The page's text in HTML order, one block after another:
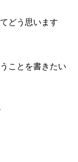
どう思います
ことを書きたい